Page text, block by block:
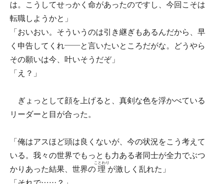
は。こうしてせっかく命があったのですし、今回こそは
転職しようかと」
「おいおい。そういうのは引き継ぎもあるんだから、早
く申告してくれ――と言いたいところだがな。どうやら
その願いは今、叶いそうだぞ」
「え？」
ぎょっとして顔を上げると、真剣な色を浮かべている
リーダーと目が合った。
「俺はアスほど頭は良くないが、今の状況をこう考えて
いる。我々の世界でもっとも力ある者同士が全力でぶつ
かりあった結果、世界の 理
ことわり
が激しく乱れた」